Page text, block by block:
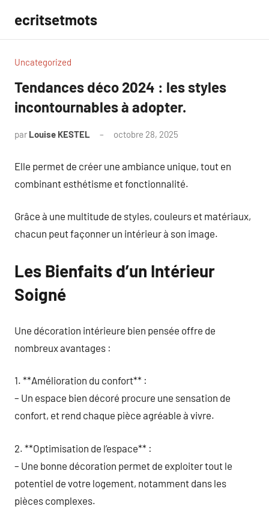
contenu
ecritsetmots
Uncategorized
Tendances déco 2024 : les styles
incontournables à adopter.
par Louise KESTEL octobre 28, 2025
Elle permet de créer une ambiance unique, tout en
combinant esthétisme et fonctionnalité.
Grâce à une multitude de styles, couleurs et matériaux,
chacun peut façonner un intérieur à son image.
Les Bienfaits d’un Intérieur
Soigné
Une décoration intérieure bien pensée offre de
nombreux avantages :
1. **Amélioration du confort** :
– Un espace bien décoré procure une sensation de
confort, et rend chaque pièce agréable à vivre.
2. **Optimisation de l’espace** :
– Une bonne décoration permet de exploiter tout le
potentiel de votre logement, notamment dans les
pièces complexes.